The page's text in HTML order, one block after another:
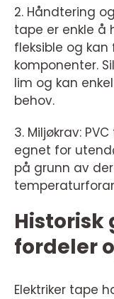
2. Håndtering
tape er enkle å
fleksible og
komponenter.
lim og kan
behov.
3. Miljøkrav:
egnet for
på grunn av
Historisk
fordeler
Elektriker tape